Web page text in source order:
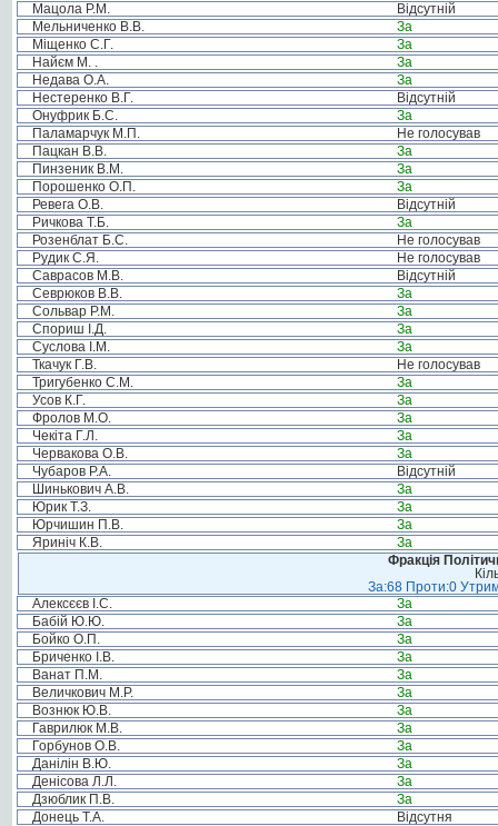
Мацола Р.М.
Відсутній
Мельниченко В.В.
За
Міщенко С.Г.
За
Найєм М. .
За
Недава О.А.
За
Нестеренко В.Г.
Відсутній
Онуфрик Б.С.
За
Паламарчук М.П.
Не голосував
Пацкан В.В.
За
Пинзеник В.М.
За
Порошенко О.П.
За
Ревега О.В.
Відсутній
Ричкова Т.Б.
За
Розенблат Б.С.
Не голосував
Рудик С.Я.
Не голосував
Саврасов М.В.
Відсутній
Севрюков В.В.
За
Сольвар Р.М.
За
Спориш І.Д.
За
Суслова І.М.
За
Ткачук Г.В.
Не голосував
Тригубенко С.М.
За
Усов К.Г.
За
Фролов М.О.
За
Чекіта Г.Л.
За
Червакова О.В.
За
Чубаров Р.А.
Відсутній
Шинькович А.В.
За
Юрик Т.З.
За
Юрчишин П.В.
За
Яриніч К.В.
За
Фракція
За:68 Проти:0
Алексєєв І.С.
За
Бабій Ю.Ю.
За
Бойко О.П.
За
Бриченко І.В.
За
Ванат П.М.
За
Величкович М.Р.
За
Вознюк Ю.В.
За
Гаврилюк М.В.
За
Горбунов О.В.
За
Данілін В.Ю.
За
Денісова Л.Л.
За
Дзюблик П.В.
За
Донець Т.А.
Відсутня